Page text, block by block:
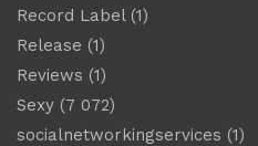
Record Label(1)
Release (1)
Reviews (1)
Sexy (7 072)
socialnetworkingservices (1)